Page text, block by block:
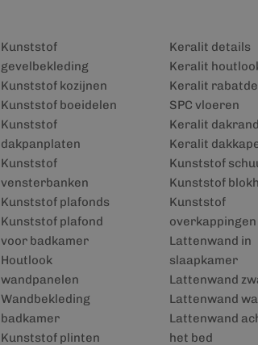
Kunststof
gevelbekleding
Kunststof kozijnen
Kunststof boeidelen
Kunststof
dakpanplaten
Kunststof
vensterbanken
Kunststof plafonds
Kunststof plafond
voor badkamer
Houtlook
wandpanelen
Wandbekleding
badkamer
Kunststof plinten
Keralit details
Keralit
Keralit
SPC vloeren
Keralit
Keralit
Kunststof
Kunststof
Kunststof
overkappingen
Lattenwand in
slaapkamer
Lattenwand
Lattenwand
Lattenwand
het bed